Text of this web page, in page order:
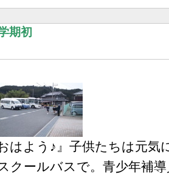
期初
おはよう♪』子供たちは元気
クールバスで。青少年補